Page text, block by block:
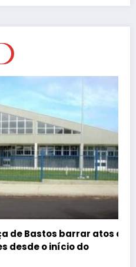
Bastos barrar atos da
o início do